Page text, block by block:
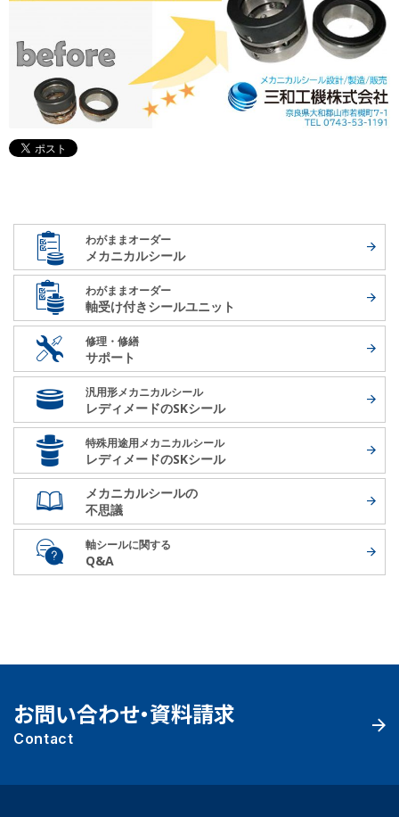
わがままオーダー
メカニカルシール
わがままオーダー
軸受け付きシールユニット
修理・修繕
サポート
汎用形メカニカルシール
レディメードのSKシール
特殊用途用メカニカルシール
レディメードのSKシール
メカニカルシールの
不思議
軸シールに関する
Q&A
お問い合わせ・資料請求
Contact